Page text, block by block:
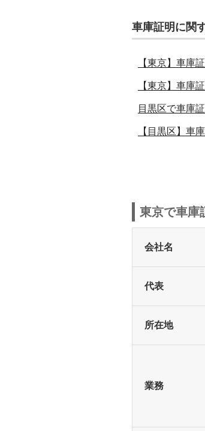
車庫証明に関
【東京】車庫
【東京】車庫
目黒区で車庫
【目黒区】車
東京で車庫
会社名
代表
所在地
業務